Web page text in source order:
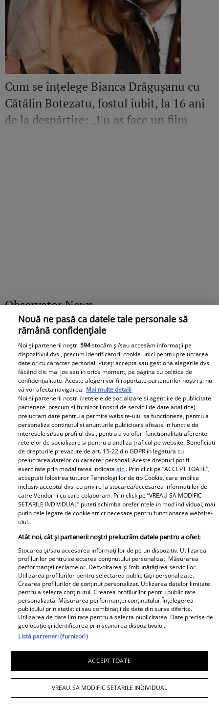
Cum se înțelege Bianca Drăgușanu cu
Cătălin Botezatu, fostul iubit, la 16 ani
de la despărțire: „Eu aș face un film
Observator News
Dronă doborâtă în premieră
deasupra României. A fost lovită
de racheta unui F-16 al Forţelor
Aeriene Române
Libertatea pentru Femei
Bona Irinei
Columbeanu spune
pentru prima dată ce a
trăit în vila de la
Izvorani. Ce nu s-a văzut
niciodată la TV: ”Eu am
cunoscut o altă latură a
relației lor. În casă era o
atmosferă..."
Ca la Bollywood! Cum s-
a îmbrăcat Prima
Doamnă a României la
întâlnirea cu președinta
Indiei la București.
Niciodată nu a fost atât
de îndrăzneață!
Imaginile momentului
Adrian Rus „Sinner” a
murit. Ultimul mesaj al
tragedia de la Brno
frânge inimi
Cine este eroul Mihail
Soare, salvatorul lui
Alexandru, micuțul de 5
ani dispărut 3 zile în
Nouă ne pasă ca datele tale personale să
rămână confidențiale
Noi și partenerii noștri594stocăm și/sau accesăm informații pe
dispozitivul dvs., precum identificatorii cookie unici pentru prelucrarea
datelor cu caracter personal. Puteți accepta sau gestiona alegerile dvs.
făcând clic mai jos sau în orice moment, pe pagina cu politica de
confidențialitate. Aceste alegeri vor fi raportate partenerilor noștri și nu
vă vor afecta navigarea. Mai multe detalii
Noi si partenerii nostri (retelele de socializare si agentiile de publicitate
partenere, precum si furnizorii nostri de servicii de date analitice)
prelucram date pentru a permite website-ului sa functioneze, pentru a
personaliza continutul si anunturile publicitare afisate in functie de
interesele si/sau profilul dvs., pentru a va oferi functionalitati aferente
retelelor de socializare si pentru a analiza traficul pe website. Beneficiati
de drepturile prevazute de art. 15-22 din GDPR in legatura cu
prelucrarea datelor cu caracter personal. Aceste drepturi pot fi
exercitate prin modalitatea indicataaici. Prin click pe “ACCEPT TOATE”,
acceptati folosirea tuturor Tehnologiilor de tip Cookie, care implica
inclusiv acceptul dvs. cu privire la stocarea/accesarea informatiilor de
catre Vendor-ii cu care colaboram. Prin click pe “VREAU SA MODIFIC
SETARILE INDIVIDUAL” puteti schimba preferintele in mod individual, mai
putin cele legate de cookie strict necesare pentru functionarea website-
ului.
Atât noi, cât și partenerii noștri prelucrăm datele pentru a oferi:
Stocarea și/sau accesarea informațiilor de pe un dispozitiv. Utilizarea
profilurilor pentru selectarea conținutului personalizat. Măsurarea
performanței reclamelor. Dezvoltarea și îmbunătățirea serviciilor.
Utilizarea profilurilor pentru selectarea publicității personalizate.
Crearea profilurilor de conținut personalizat. Utilizarea datelor limitate
pentru a selecta conținutul. Crearea profilurilor pentru publicitate
personalizată. Măsurarea performanței conținutului. Înțelegerea
publicului prin statistici sau combinații de date din surse diferite.
Utilizarea de date limitate pentru a selecta publicitatea. Date precise de
geolocație și identificarea prin scanarea dispozitivului.
Listă parteneri (furnizori)
ACCEPT TOATE
VREAU SA MODIFIC SETARILE INDIVIDUAL